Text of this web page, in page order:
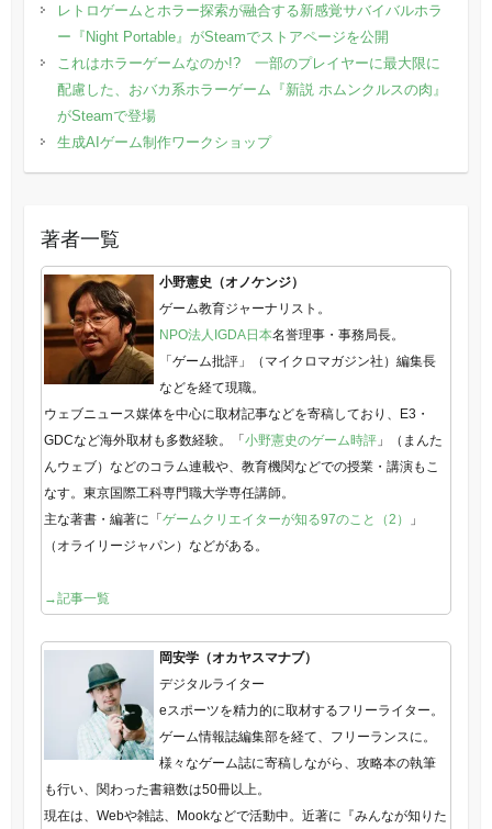
レトロゲームとホラー探索が融合する新感覚サバイバルホラ
ー『Night Portable』がSteamでストアページを公開
これはホラーゲームなのか!? 一部のプレイヤーに最大限に
配慮した、おバカ系ホラーゲーム『新説 ホムンクルスの肉』
がSteamで登場
生成AIゲーム制作ワークショップ
著者一覧
小野憲史（オノケンジ）
ゲーム教育ジャーナリスト。
NPO法人IGDA日本名誉理事・事務局長。
「ゲーム批評」（マイクロマガジン社）編集長
などを経て現職。
ウェブニュース媒体を中心に取材記事などを寄稿しており、E3・
GDCなど海外取材も多数経験。「小野憲史のゲーム時評」（まんた
んウェブ）などのコラム連載や、教育機関などでの授業・講演もこ
なす。東京国際工科専門職大学専任講師。
主な著書・編著に「ゲームクリエイターが知る97のこと（2）
」
（オライリージャパン）などがある。
→記事一覧
岡安学（オカヤスマナブ）
デジタルライター
eスポーツを精力的に取材するフリーライター。
ゲーム情報誌編集部を経て、フリーランスに。
様々なゲーム誌に寄稿しながら、攻略本の執筆
も行い、関わった書籍数は50冊以上。
現在は、Webや雑誌、Mookなどで活動中。近著に『みんなが知りた